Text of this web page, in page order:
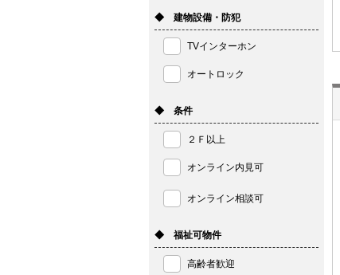
◆ 建物設備・防犯
TVインターホン
オートロック
◆ 条件
２Ｆ以上
オンライン内見可
オンライン相談可
◆ 福祉可物件
高齢者歓迎